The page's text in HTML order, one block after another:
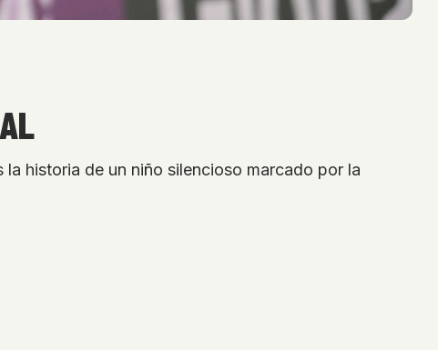
historia de un niño silencioso marcado por la